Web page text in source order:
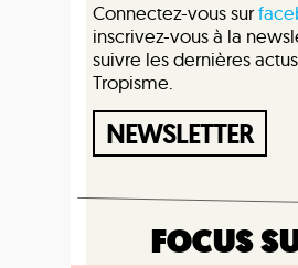
Connectez-vous sur
inscrivez-vous à la
suivre les dernières
Tropisme.
NEWSLETTER
FOCUS